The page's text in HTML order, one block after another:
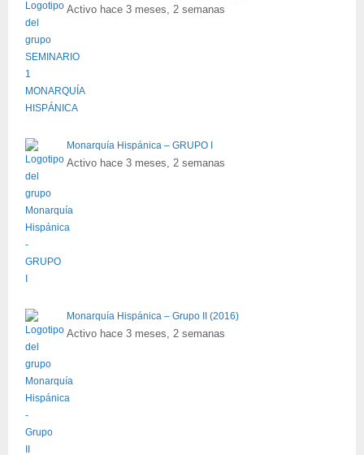
Activo hace 3 meses, 2 semanas
Monarquía Hispánica – GRUPO I
Activo hace 3 meses, 2 semanas
Monarquía Hispánica – Grupo II (2016)
Activo hace 3 meses, 2 semanas